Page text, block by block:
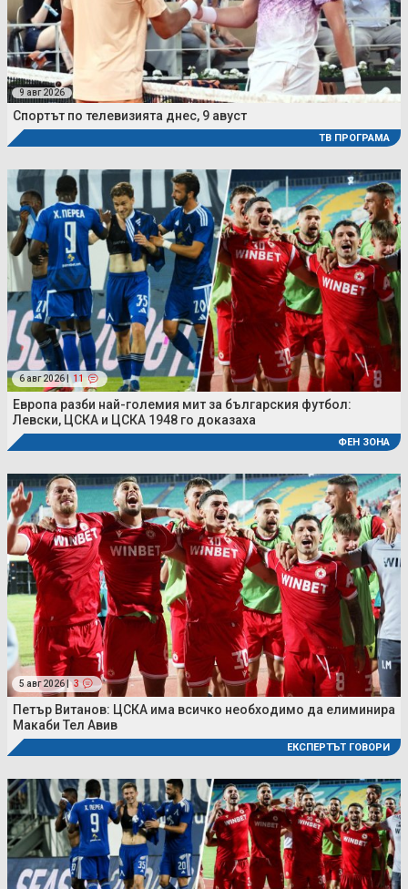
9 авг 2026
Спортът по телевизията днес, 9 авуст
ТВ ПРОГРАМА
6 авг 2026 | 11
Европа разби най-големия мит за българския футбол:
Левски, ЦСКА и ЦСКА 1948 го доказаха
ФЕН ЗОНА
5 авг 2026 | 3
Петър Витанов: ЦСКА има всичко необходимо да елиминира
Макаби Тел Авив
ЕКСПЕРТЪТ ГОВОРИ